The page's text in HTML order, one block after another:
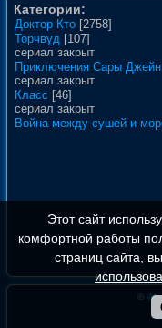
Категории:
Доктор Кто [2758]
Торчвуд [107]
сериал закрыт
Приключения Сары Джейн
сериал закрыт
Класс [46]
сериал закрыт
Война между сушей и
©
Этот сайт
комфортной работы
страниц сайта,